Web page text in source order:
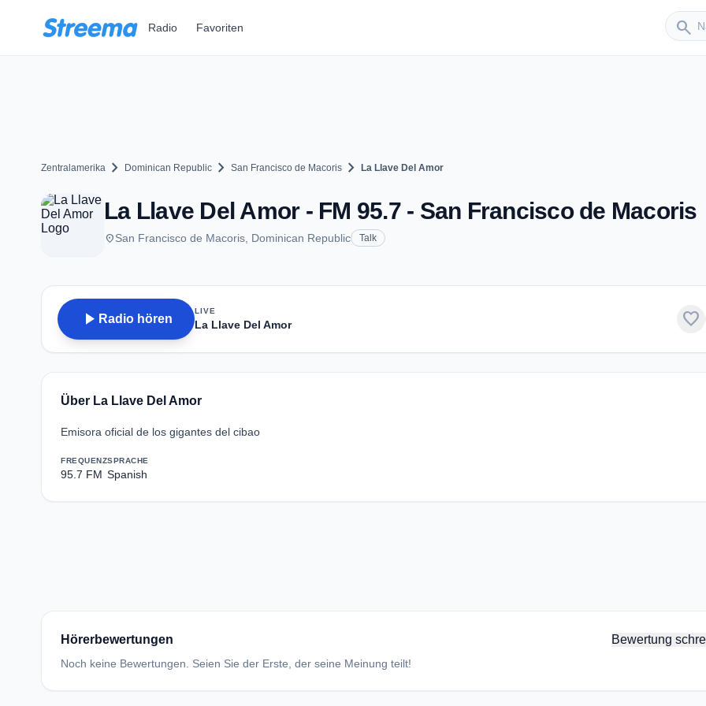
Radio Favoriten search
Zentralamerika chevron_right Dominican Republic chevron_right San Francisco de Macoris chevron_right La Llave Del Amor
La Llave Del Amor - FM 95.7 - San Francisco de Macoris
placeSan Francisco de Macoris, Dominican Republic Talk
play_arrow Radio hören
LIVE
La Llave Del Amor favorite
Über La Llave Del Amor
Emisora oficial de los gigantes del cibao
FREQUENZ
95.7 FM
SPRACHE
Spanish
Hörerbewertungen Bewertung
Noch keine Bewertungen. Seien Sie der Erste, der seine Meinung teilt!